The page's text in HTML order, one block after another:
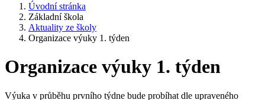
Úvodní stránka
Základní škola
Aktuality ze školy
Organizace výuky 1. týden
Organizace výuky 1. týden
Výuka v průběhu prvního týdne bude probíhat dle upraveného